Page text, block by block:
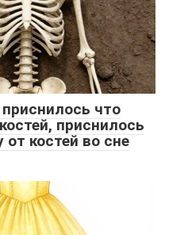
что
приснилось
костей во сне